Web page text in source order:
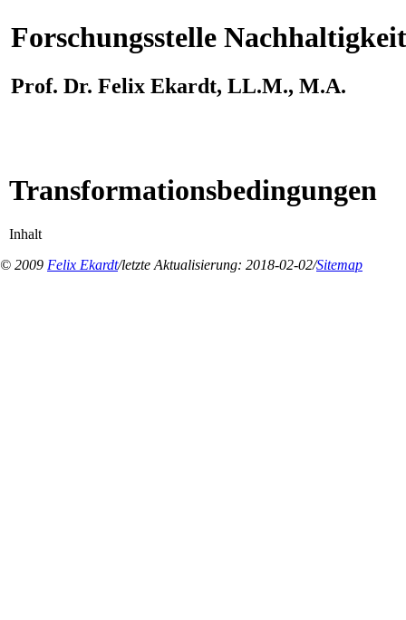
Forschungsstelle
Prof. Dr. Felix Ekardt, LL.M., M.A.
Transformationsbedingungen
Inhalt
© 2009 Felix Ekardt/letzte Aktualisierung: 2018-02-02/Sitemap